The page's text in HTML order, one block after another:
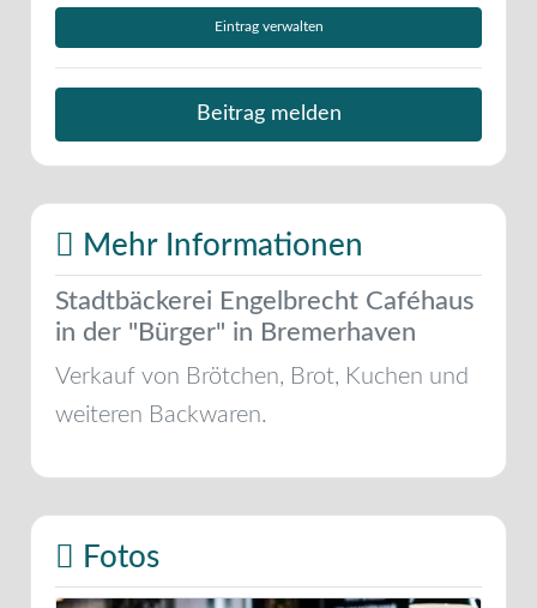
Eintrag verwalten
Beitrag melden
Mehr Informationen
Stadtbäckerei Engelbrecht Caféhaus
in der "Bürger" in Bremerhaven
Verkauf von Brötchen, Brot, Kuchen und
weiteren Backwaren.
Fotos